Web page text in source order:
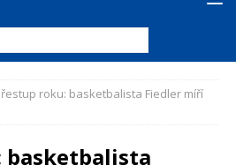
roku: basketbalista Fiedler míří
basketbalista